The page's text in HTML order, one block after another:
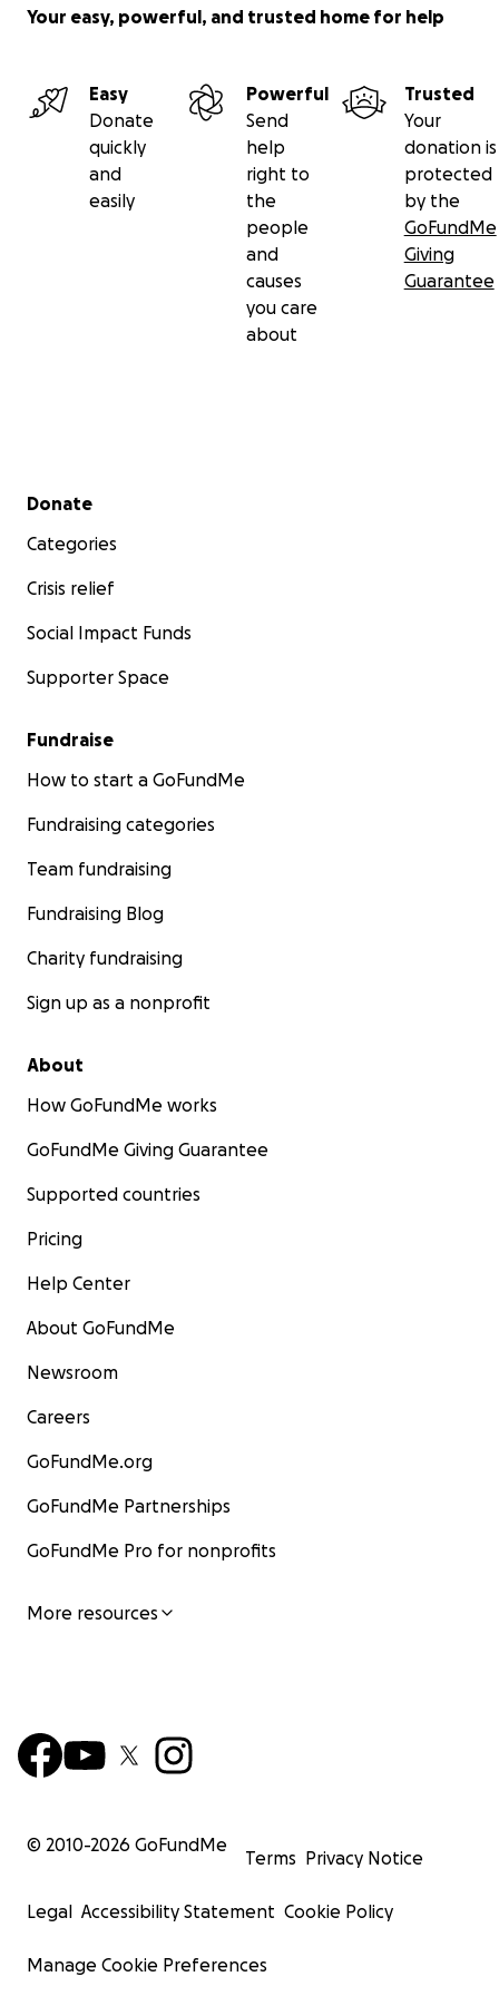
Your easy, powerful, and trusted home for help
Easy
Donate
quickly
and
easily
Powerful
Send
help
right to
the
people
and
causes
you care
about
Trusted
Your
donation is
protected
by the
GoFundMe
Giving
Guarantee
Secondary menu
Donate
Categories
Crisis relief
Social Impact Funds
Supporter Space
Fundraise
How to start a GoFundMe
Fundraising categories
Team fundraising
Fundraising Blog
Charity fundraising
Sign up as a nonprofit
About
How GoFundMe works
GoFundMe Giving Guarantee
Supported countries
Pricing
Help Center
About GoFundMe
Newsroom
Careers
GoFundMe.org
GoFundMe Partnerships
GoFundMe Pro for nonprofits
More resources
© 2010-2026 GoFundMe
Terms Privacy Notice
Legal Accessibility Statement Cookie Policy
Manage Cookie Preferences